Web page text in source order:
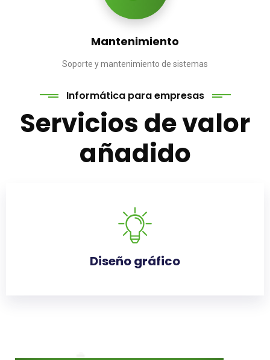
Mantenimiento
Soporte y mantenimiento de sistemas
Informática para empresas
Servicios de valor
añadido
Diseño gráfico